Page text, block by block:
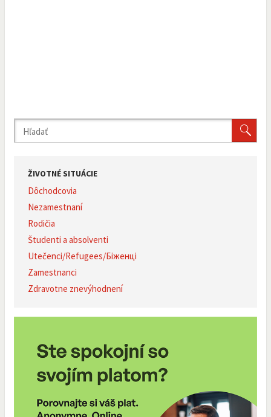
ŽIVOTNÉ SITUÁCIE
Dôchodcovia
Nezamestnaní
Rodičia
Študenti a absolventi
Utečenci/Refugees/Біженці
Zamestnanci
Zdravotne znevýhodnení